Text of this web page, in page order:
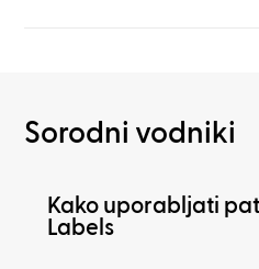
Sorodni vodniki
Kako uporabljati
Labels